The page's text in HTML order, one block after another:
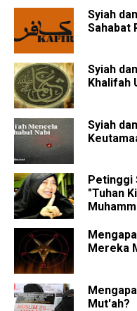
Syiah
Sahabat
Syiah
Khalifah
Syiah
Petinggi
"Tuhan
Mereka
Mut'ah?